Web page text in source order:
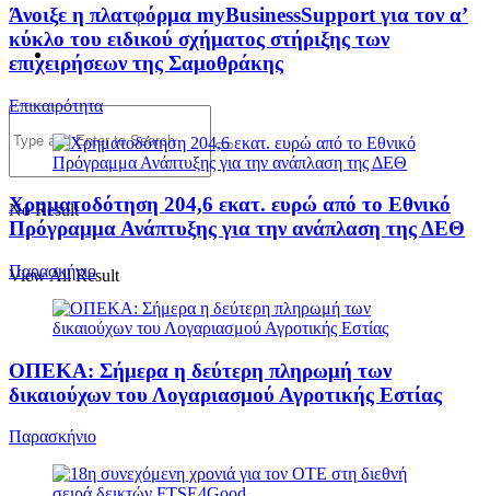
No Result
View All Result
Άνοιξε η πλατφόρμα myBusinessSupport για τον α’
κύκλο του ειδικού σχήματος στήριξης των
επιχειρήσεων της Σαμοθράκης
Επικαιρότητα
Χρηματοδότηση 204,6 εκατ. ευρώ από το Εθνικό
Πρόγραμμα Ανάπτυξης για την ανάπλαση της ΔΕΘ
Παρασκήνιο
ΟΠΕΚΑ: Σήμερα η δεύτερη πληρωμή των
δικαιούχων του Λογαριασμού Αγροτικής Εστίας
Παρασκήνιο